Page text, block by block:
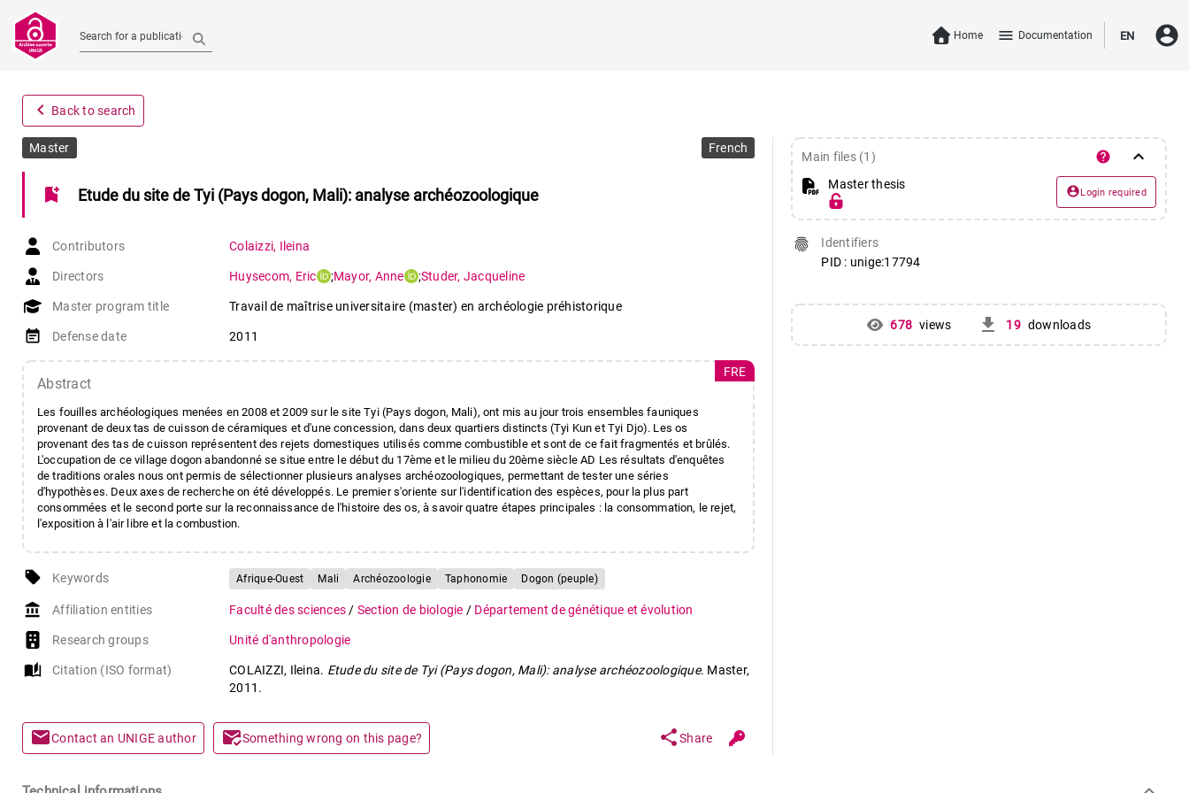
Search for a publication Home menu Documentation EN account_circle
navigate_before Back to search
Master French
bookmark_add Etude du site de Tyi (Pays dogon, Mali): analyse archéozoologique
Contributors Colaizzi, Ileina
Directors Huysecom, Eric ;Mayor, Anne ;Studer, Jacqueline
Master program title Travail de maîtrise universitaire (master) en archéologie préhistorique
event_note Defense date 2011
Abstract
Les fouilles archéologiques menées en 2008 et 2009 sur le site Tyi (Pays dogon, Mali), ont mis au jour trois ensembles fauniques
provenant de deux tas de cuisson de céramiques et d'une concession, dans deux quartiers distincts (Tyi Kun et Tyi Djo). Les os
provenant des tas de cuisson représentent des rejets domestiques utilisés comme combustible et sont de ce fait fragmentés et brûlés.
L'occupation de ce village dogon abandonné se situe entre le début du 17ème et le milieu du 20ème siècle AD Les résultats d'enquêtes
de traditions orales nous ont permis de sélectionner plusieurs analyses archéozoologiques, permettant de tester une séries
d'hypothèses. Deux axes de recherche on été développés. Le premier s'oriente sur l'identification des espèces, pour la plus part
consommées et le second porte sur la reconnaissance de l'histoire des os, à savoir quatre étapes principales : la consommation, le rejet,
l'exposition à l'air libre et la combustion.
FRE
local_offer Keywords Afrique-Ouest Mali Archéozoologie Taphonomie Dogon (peuple)
account_balance Affiliation entities Faculté des sciences / Section de biologie / Département de génétique et évolution
Research groups Unité d'anthropologie
auto_stories Citation (ISO format) COLAIZZI, Ileina. Etude du site de Tyi (Pays dogon, Mali): analyse archéozoologique. Master,
2011.
mailContact an UNIGE author mark_email_readSomething wrong on this page? shareShare
Main files (1) help keyboard_arrow_down
Master thesis account_circleLogin required
fingerprint
Identifiers
PID : unige:17794
678 views get_app 19 downloads